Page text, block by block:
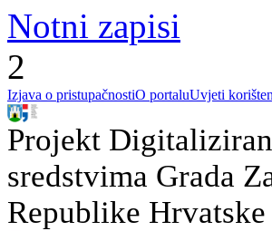
Notni zapisi
2
Izjava o pristupačnostiO portaluUvjeti
Projekt
sredstvima Grada
Republike Hrvatske